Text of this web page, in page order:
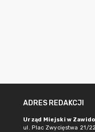
ADRES REDAKCJI
Urząd Miejski w
ul. Plac Zwycięstwa 21/